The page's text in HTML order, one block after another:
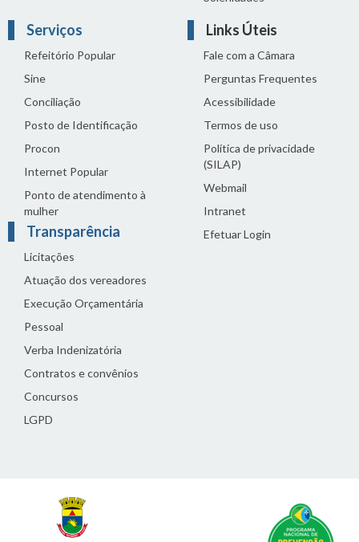
Serviços
Refeitório Popular
Sine
Conciliação
Posto de Identificação
Procon
Internet Popular
Ponto de atendimento à
mulher
Transparência
Licitações
Atuação dos vereadores
Execução Orçamentária
Pessoal
Verba Indenizatória
Contratos e convênios
Concursos
LGPD
Links Úteis
Fale com a Câmara
Perguntas Frequentes
Acessibilidade
Termos de uso
Política de privacidade
(SILAP)
Webmail
Intranet
Efetuar Login